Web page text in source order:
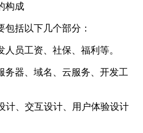
构成
括以下几个部分：
员工资、社保、福利等。
器、域名、云服务、开发工
、交互设计、用户体验设计